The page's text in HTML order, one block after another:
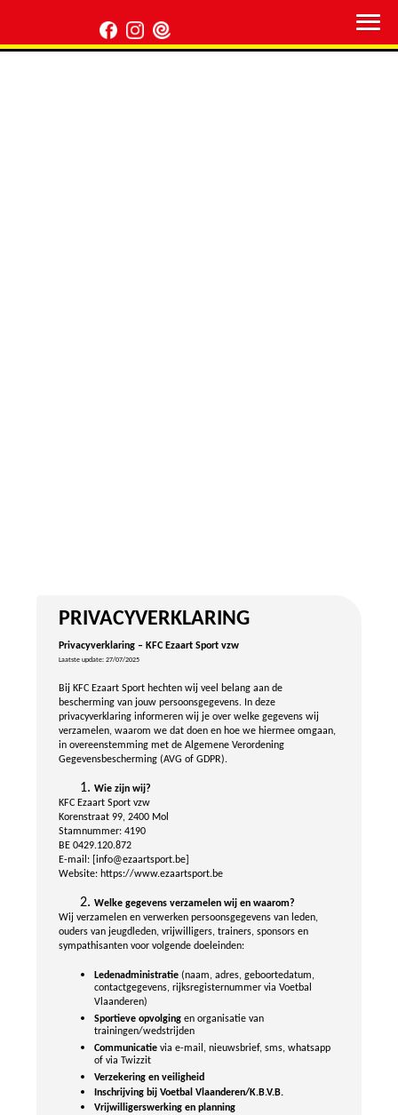
PRIVACYVERKLARING
Privacyverklaring – KFC Ezaart Sport vzw
Laatste update: 27/07/2025
Bij KFC Ezaart Sport hechten wij veel belang aan de
bescherming van jouw persoonsgegevens. In deze
privacyverklaring informeren wij je over welke gegevens wij
verzamelen, waarom we dat doen en hoe we hiermee omgaan,
in overeenstemming met de Algemene Verordening
Gegevensbescherming (AVG of GDPR).
Wie zijn wij?
KFC Ezaart Sport vzw
Korenstraat 99, 2400 Mol
Stamnummer: 4190
BE 0429.120.872
E-mail: [info@ezaartsport.be]
Website: https://www.ezaartsport.be
Welke gegevens verzamelen wij en waarom?
Wij verzamelen en verwerken persoonsgegevens van leden,
ouders van jeugdleden, vrijwilligers, trainers, sponsors en
sympathisanten voor volgende doeleinden:
Ledenadministratie (naam, adres, geboortedatum,
contactgegevens, rijksregisternummer via Voetbal
Vlaanderen)
Sportieve opvolging en organisatie van
trainingen/wedstrijden
Communicatie via e-mail, nieuwsbrief, sms, whatsapp
of via Twizzit
Verzekering en veiligheid
Inschrijving bij Voetbal Vlaanderen/K.B.V.B.
Vrijwilligerswerking en planning